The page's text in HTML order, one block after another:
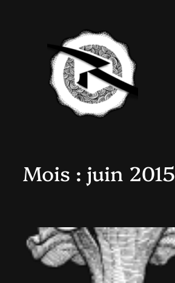
Mois : juin 2015